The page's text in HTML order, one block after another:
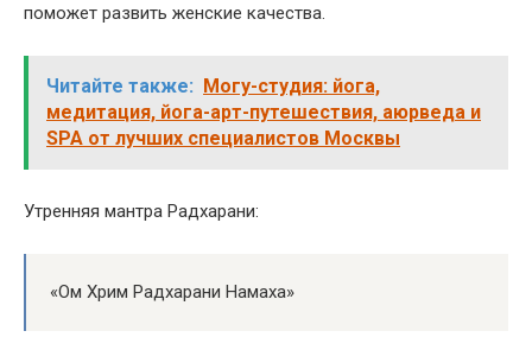
поможет развить женские качества.
Читайте также: Могу-студия: йога,
медитация, йога-арт-путешествия, аюрведа и
SPA от лучших специалистов Москвы
Утренняя мантра Радхарани:
«Ом Хрим Радхарани Намаха»